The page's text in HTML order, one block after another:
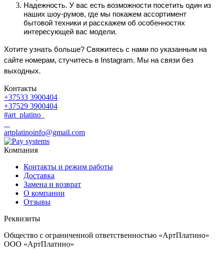
Надежность. У вас есть возможности посетить один из
наших шоу-румов, где мы покажем ассортимент
бытовой техники и расскажем об особенностях
интересующей вас модели.
Хотите узнать больше? Свяжитесь с нами по указанным на
сайте номерам, стучитесь в Instagram. Мы на связи без
выходных.
Контакты
+37533 3900404
+37529 3900404
#art_platino
artplatinoinfo@gmail.com
Компания
Контакты и режим работы
Доставка
Замена и возврат
О компании
Отзывы
Реквизиты
Общество с ограниченной ответственностью «АртПлатино»
ООО «АртПлатино»